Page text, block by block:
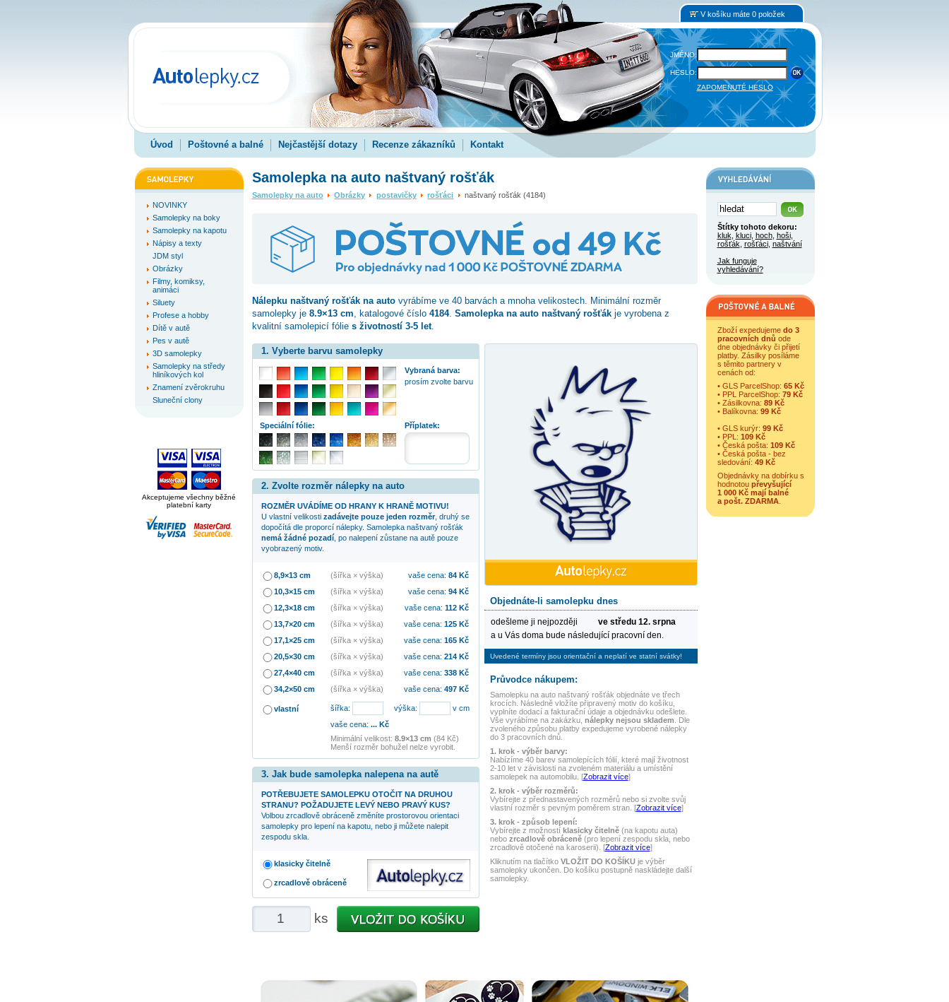
V košíku máte 0 položek
JMÉNO:
HESLO:
ZAPOMENUTÉ HESLO
Úvod Poštovné a balné Nejčastější dotazy Recenze zákazníků Kontakt
NOVINKY
Samolepky na boky
Samolepky na kapotu
Nápisy a texty
JDM styl
Obrázky
Filmy, komiksy,
animáci
Siluety
Profese a hobby
Dítě v autě
Pes v autě
3D samolepky
Samolepky na středy
hliníkových kol
Znamení zvěrokruhu
Sluneční clony
Akceptujeme všechny běžné
platební karty
Samolepka na auto naštvaný rošťák
Samolepky na auto Obrázky postavičky rošťáci naštvaný rošťák (4184)
Nálepku naštvaný rošťákna autovyrábíme ve 40 barvách a mnoha velikostech. Minimální rozměr
samolepky je 8.9×13 cm, katalogové číslo 4184. Samolepka na auto naštvaný rošťákje vyrobena z
kvalitní samolepicí fólie s životností 3-5 let.
Objednáte-li samolepku dnes
odešleme ji nejpozději
ve středu 12. srpna
a u Vás doma bude následující pracovní den.
Uvedené termíny jsou orientační a neplatí ve statní svátky!
Průvodce nákupem:
Samolepku na auto naštvaný rošťák objednáte ve třech
krocích. Následně vložíte připravený motiv do košíku,
vyplníte dodací a fakturační údaje a objednávku odešlete.
Vše vyrábíme na zakázku, nálepky nejsou skladem . Dle
zvoleného způsobu platby expedujeme vyrobené nálepky
do 3 pracovních dnů.
1. krok - výběr barvy:
Nabízíme 40 barev samolepících fólií, které mají životnost
2-10 let v závislosti na zvoleném materiálu a umístění
samolepek na automobilu. [Zobrazit více]
2. krok - výběr rozměrů:
Vybírejte z přednastavených rozměrů nebo si zvolte svůj
vlastní rozměr s pevným poměrem stran. [Zobrazit více]
3. krok - způsob lepení:
Vybírejte z možností klasicky čitelně(na kapotu auta)
nebo zrcadlově obráceně(pro lepení zespodu skla, nebo
zrcadlově otočené na karoserii). [Zobrazit více]
Kliknutím na tlačítko VLOŽIT DO KOŠÍKUje výběr
samolepky ukončen. Do košíku postupně naskládejte další
samolepky.
1. Vyberte barvu samolepky
Vybraná barva:
prosím zvolte barvu
Příplatek:
Speciální fólie:
2. Zvolte rozměr nálepky na auto
ROZMĚR UVÁDÍME OD HRANY K HRANĚ MOTIVU!
U vlastní velikosti zadávejte pouze jeden rozměr, druhý se
dopočítá dle proporcí nálepky. Samolepka naštvaný rošťák
nemá žádné pozadí, po nalepení zůstane na autě pouze
vyobrazený motiv.
8,9×13 cm (šířka × výška) vaše cena: 84Kč
10,3×15 cm
(šířka × výška) vaše cena: 94Kč
12,3×18 cm
(šířka × výška) vaše cena: 112Kč
13,7×20 cm
(šířka × výška) vaše cena: 125Kč
17,1×25 cm
(šířka × výška) vaše cena: 165Kč
20,5×30 cm
(šířka × výška) vaše cena: 214Kč
27,4×40 cm
(šířka × výška) vaše cena: 338Kč
34,2×50 cm
(šířka × výška) vaše cena: 497Kč
vlastní šířka: výška:
v cm
vaše cena: ...Kč
Minimální velikost: 8.9×13 cm (84 Kč)
Menší rozměr bohužel nelze vyrobit.
3. Jak bude samolepka nalepena na autě
POTŘEBUJETE SAMOLEPKU OTOČIT NA DRUHOU
STRANU? POŽADUJETE LEVÝ NEBO PRAVÝ KUS?
Volbou zrcadlově obráceně změníte prostorovou orientaci
samolepky pro lepení na kapotu, nebo ji můžete nalepit
zespodu skla.
klasicky čitelně
zrcadlově obráceně
ks
Štítky tohoto dekoru:
kluk kluci, hoch, hoši,
rošťák rošťáci, naštvání
Jak funguje
vyhledávání?
Zboží expedujeme do 3
pracovních dnů ode
dne objednávky či přijetí
platby. Zásilky posíláme
s těmito partnery v
cenách od:
• GLS ParcelShop: 65 Kč
• PPL ParcelShop: 79 Kč
• Zásilkovna: 89 Kč
• Balíkovna: 99 Kč
• GLS kurýr: 99 Kč
• PPL: 109 Kč
• Česká pošta: 109 Kč
• Česká pošta - bez
sledování: 49 Kč
Objednávky na dobírku s
hodnotou převyšující
1 000 Kč mají balné
a pošt. ZDARMA.